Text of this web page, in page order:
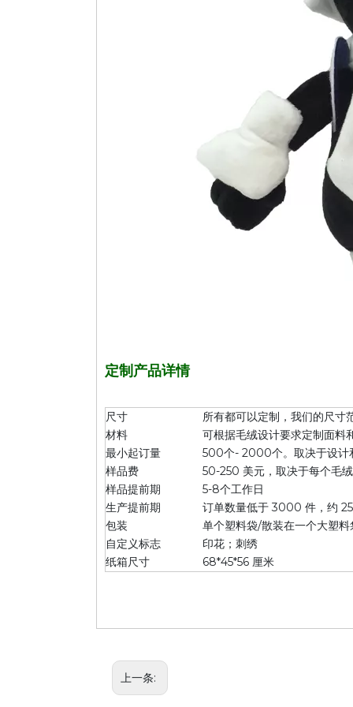
定制产品详情
尺寸
所有都可以定制，我们的尺
材料
可根据毛绒设计要求定制面
最小起订量
500个- 2000个。取决于设计
样品费
50-250 美元，取决于每个毛
样品提前期
5-8个工作日
生产提前期
订单数量低于 3000 件，约
包装
单个塑料袋/散装在一个大塑料
自定义标志
印花；刺绣
纸箱尺寸
68*45*56 厘米
上一条: